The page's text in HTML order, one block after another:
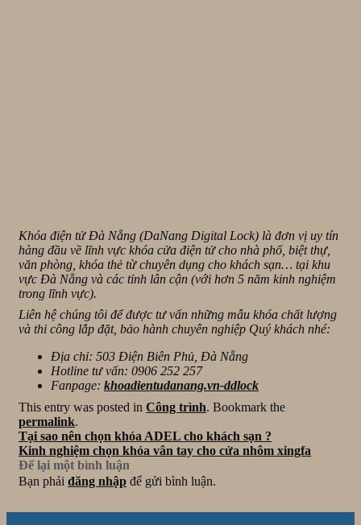
Khóa điện tử Đà Nẵng (DaNang Digital Lock) là đơn vị uy tín
hàng đầu về lĩnh vực khóa cửa điện tử cho nhà phố, biệt thự,
văn phòng, khóa thẻ từ chuyên dụng cho khách sạn… tại khu
vực Đà Nẵng và các tỉnh lân cận (với hơn 5 năm kinh nghiệm
trong lĩnh vực).
Liên hệ chúng tôi để được tư vấn những mẫu khóa chất lượng
và thi công lắp đặt, bảo hành chuyên nghiệp Quý khách nhé:
Địa chỉ: 503 Điện Biên Phủ, Đà Nẵng
Hotline tư vấn: 0906 252 257
Fanpage: khoadientudanang.vn-ddlock
This entry was posted in Công trình. Bookmark the
permalink.
Tại sao nên chọn khóa ADEL cho khách sạn ?
Kinh nghiệm chọn khóa vân tay cho cửa nhôm xingfa
Để lại một bình luận
Bạn phải đăng nhập để gửi bình luận.